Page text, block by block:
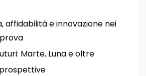
affidabilità e innovazione nei
Marte, Luna e oltre